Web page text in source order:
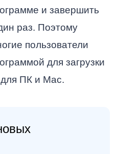
и завершить
раз. Поэтому
пользователи
для загрузки
ПК и Mac.